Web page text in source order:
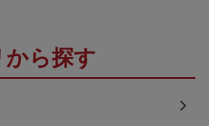
から探す